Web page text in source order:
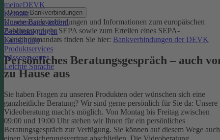
meineDEVK
Kontakt
Kundendaten ändern
Bescheinigungen
Kündigung
Produktservices
Wissenswertes
Leichte Sprache
Unsere Bankverbindungen
Unsere Bankverbindungen und Informationen zum europäischen
Zahlungsverkehr SEPA sowie zum Erteilen eines SEPA-
Lastschriftmandats finden Sie hier: Bankverbindungen der DEVK
Persönliches Beratungsgespräch – auch
zu Hause aus
Sie haben Fragen zu unseren Produkten oder wünschen sich eine
ganzheitliche Beratung? Wir sind gerne persönlich für Sie da: Unsere
Videoberatung macht's möglich. Von Montag bis Freitag zwischen
09:00 und 19:00 Uhr stehen wir Ihnen für ein persönliches
Beratungsgespräch zur Verfügung. Sie können auf diesem Wege auch